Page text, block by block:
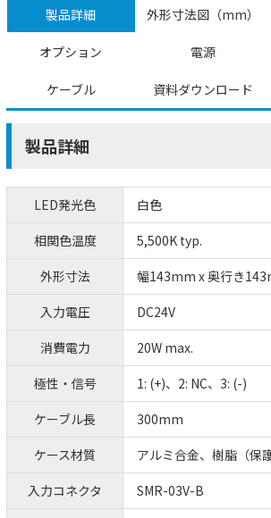
製品詳細 外形寸法図（mm）
オプション 電源
ケーブル 資料ダウンロード
製品詳細
LED発光色
白色
相関色温度
5,500K typ.
外形寸法
幅143mm x 奥行き
入力電圧
DC24V
消費電力
20W max.
極性・信号
1: (+)、2: NC、3: (-)
ケーブル長
300mm
ケース材質
アルミ合金、樹脂（保
入力コネクタ
SMR-03V-B